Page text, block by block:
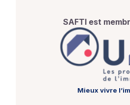
SAFTI est
Mieux vivre